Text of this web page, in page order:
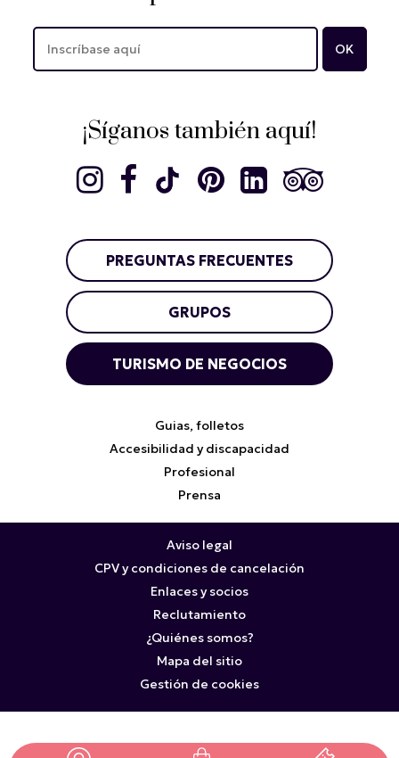
¡Síganos también aquí!
PREGUNTAS FRECUENTES
GRUPOS
TURISMO DE NEGOCIOS
Guias, folletos
Accesibilidad y discapacidad
Profesional
Prensa
Aviso legal
CPV y condiciones de cancelación
Enlaces y socios
Reclutamiento
¿Quiénes somos?
Mapa del sitio
Gestión de cookies